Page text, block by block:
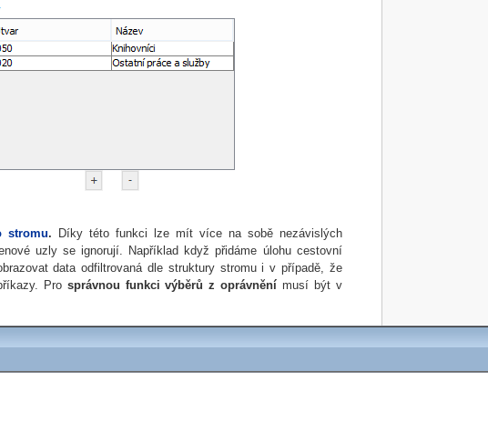
stromu. Díky této funkci lze mít více na sobě nezávislých
uzly se ignorují. Například když přidáme úlohu cestovní
data odfiltrovaná dle struktury stromu i v případě, že
Pro správnou funkci výběrů z oprávnění musí být v